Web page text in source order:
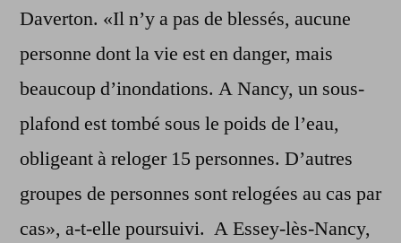
Daverton. «Il n’y a pas de blessés, aucune
personne dont la vie est en danger, mais
beaucoup d’inondations. A Nancy, un sous-
plafond est tombé sous le poids de l’eau,
obligeant à reloger 15 personnes. D’autres
groupes de personnes sont relogées au cas par
cas», a-t-elle poursuivi. A Essey-lès-Nancy,